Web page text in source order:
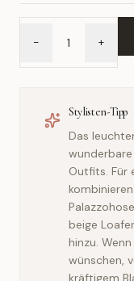
- +
Stylisten-Tipp
Das
Outfits. Für
beige
hinzu.
wünschen,
kräftigem